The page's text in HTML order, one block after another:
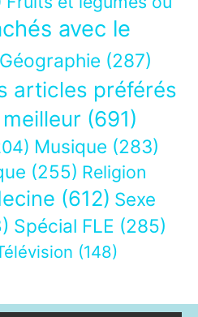
avec le
Géographie (287)
articles préférés
(691)
Musique (283)
(255) Religion
(612) Sexe
Spécial FLE (285)
(148)